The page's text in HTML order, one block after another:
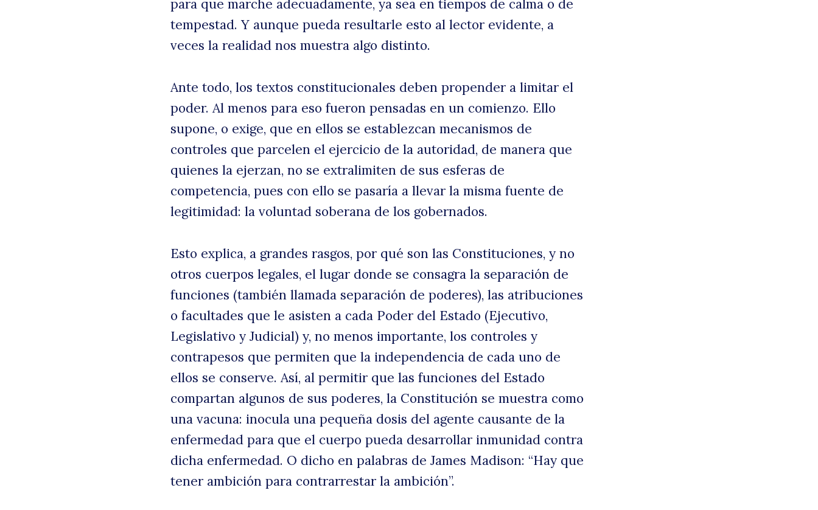
para que marche adecuadamente, ya sea en tiempos de calma o de
tempestad. Y aunque pueda resultarle esto al lector evidente, a
veces la realidad nos muestra algo distinto.
Ante todo, los textos constitucionales deben propender a limitar el
poder. Al menos para eso fueron pensadas en un comienzo. Ello
supone, o exige, que en ellos se establezcan mecanismos de
controles que parcelen el ejercicio de la autoridad, de manera que
quienes la ejerzan, no se extralimiten de sus esferas de
competencia, pues con ello se pasaría a llevar la misma fuente de
legitimidad: la voluntad soberana de los gobernados.
Esto explica, a grandes rasgos, por qué son las Constituciones, y no
otros cuerpos legales, el lugar donde se consagra la separación de
funciones (también llamada separación de poderes), las atribuciones
o facultades que le asisten a cada Poder del Estado (Ejecutivo,
Legislativo y Judicial) y, no menos importante, los controles y
contrapesos que permiten que la independencia de cada uno de
ellos se conserve. Así, al permitir que las funciones del Estado
compartan algunos de sus poderes, la Constitución se muestra como
una vacuna: inocula una pequeña dosis del agente causante de la
enfermedad para que el cuerpo pueda desarrollar inmunidad contra
dicha enfermedad. O dicho en palabras de James Madison: “Hay que
tener ambición para contrarrestar la ambición”.